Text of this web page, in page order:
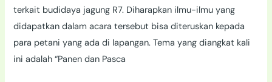
terkait budidaya jagung R7. Diharapkan ilmu-ilmu yang
didapatkan dalam acara tersebut bisa diteruskan kepada
para petani yang ada di lapangan. Tema yang diangkat kali
ini adalah “Panen dan Pasca